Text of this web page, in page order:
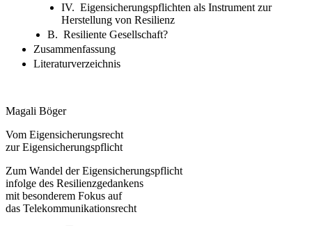
IV. Eigensicherungspflichten als Instrument zur
Herstellung von Resilienz
B. Resiliente Gesellschaft?
Zusammenfassung
Literaturverzeichnis
Magali Böger
Vom Eigensicherungsrecht
zur Eigensicherungspflicht
Zum Wandel der Eigensicherungspflicht
infolge des Resilienzgedankens
mit besonderem Fokus auf
das Telekommunikationsrecht